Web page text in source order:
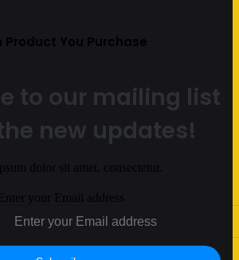
Product You Purchase
to our mailing list
new updates!
dolor sit amet, consectetur.
Enter your Email address